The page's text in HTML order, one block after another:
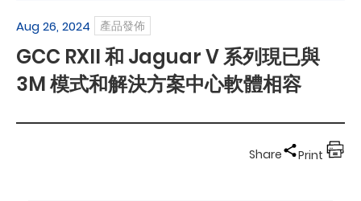
Aug 26, 2024 產品發佈
GCC RXII 和 Jaguar V 系列現已與
3M 模式和解決方案中心軟體相容
Share Print